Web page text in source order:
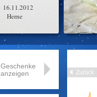
16.11.2012
Herne
Zurück
Geschenke
anzeigen